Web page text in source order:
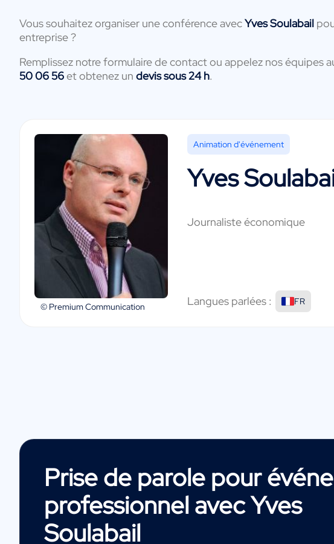
Vous souhaitez organiser une conférence avecYves Soulabail
entreprise ?
Remplissez notre formulaire de contact ou appelez nos équipes
50 06 56et obtenez un devis sous 24 h.
© Premium Communication
Animation d'événement
Yves
Journaliste économique
Langues parlées : FR
Prise de parole pour
professionnel avecYves
Soulabail